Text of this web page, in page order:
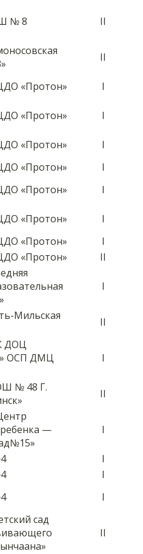
№ 8 II
II
«Протон»
I
«Протон»
I
«Протон»
I
«Протон»
I
«Протон»
I
«Протон»
I
«Протон»
I
«Протон»
II
I
Мильская
II
ДОЦ
ОСП ДМЦ
I
№ 48 Г.
II
—
I
I
I
I
сад
II